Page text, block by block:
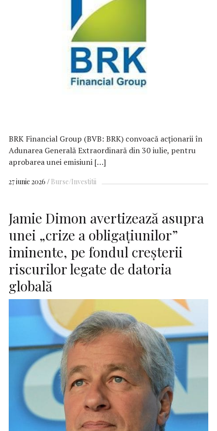
BRK Financial Group (BVB: BRK) convoacă acționarii în
Adunarea Generală Extraordinară din 30 iulie, pentru
aprobarea unei emisiuni […]
27 iunie 2026 Burse/Investitii
Jamie Dimon avertizează asupra
unei „crize a obligațiunilor”
iminente, pe fondul creșterii
riscurilor legate de datoria
globală